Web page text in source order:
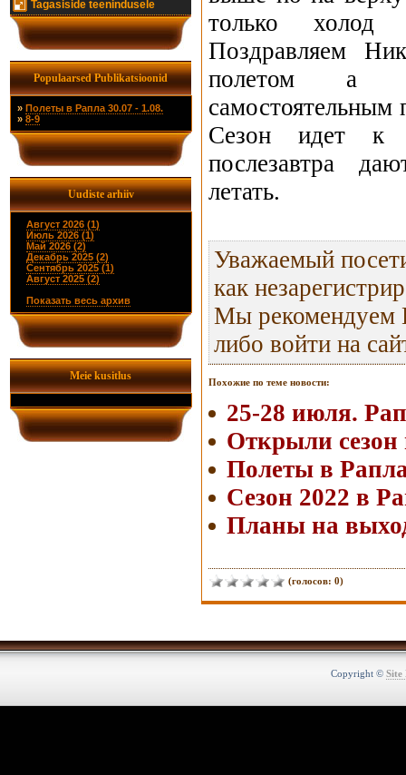
Tagasiside teenindusele
Populaarsed Publikatsioonid
» Полеты в Рапла 30.07 - 1.08.
» 8-9
Uudiste arhiiv
Август 2026 (1)
Июль 2026 (1)
Май 2026 (2)
Декабрь 2025 (2)
Сентябрь 2025 (1)
Август 2025 (2)
Показать весь архив
Meie kusitlus
только холод
Поздравляем
полетом а
самостоятельным
Сезон идет к
послезавтра
летать.
Уважаемый
как
Мы рекомендуем
либо войти на
Похожие по теме новости:
25-28 июля.
Открыли сезон
Полеты в
Сезон 2022 в
Планы на
(голосов: 0)
Copyright © Site